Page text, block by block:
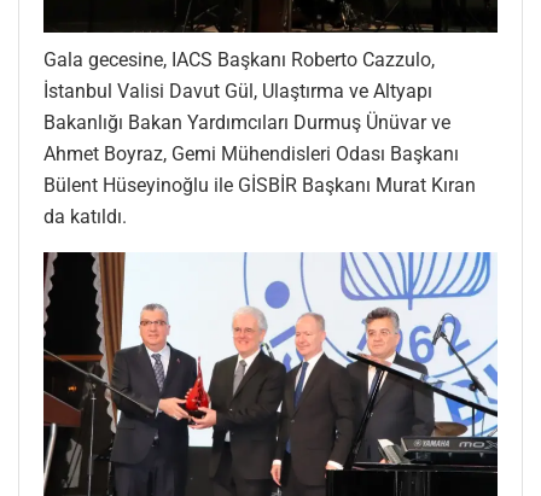
Gala gecesine, IACS Başkanı Roberto Cazzulo,
İstanbul Valisi Davut Gül, Ulaştırma ve Altyapı
Bakanlığı Bakan Yardımcıları Durmuş Ünüvar ve
Ahmet Boyraz, Gemi Mühendisleri Odası Başkanı
Bülent Hüseyinoğlu ile GİSBİR Başkanı Murat Kıran
da katıldı.